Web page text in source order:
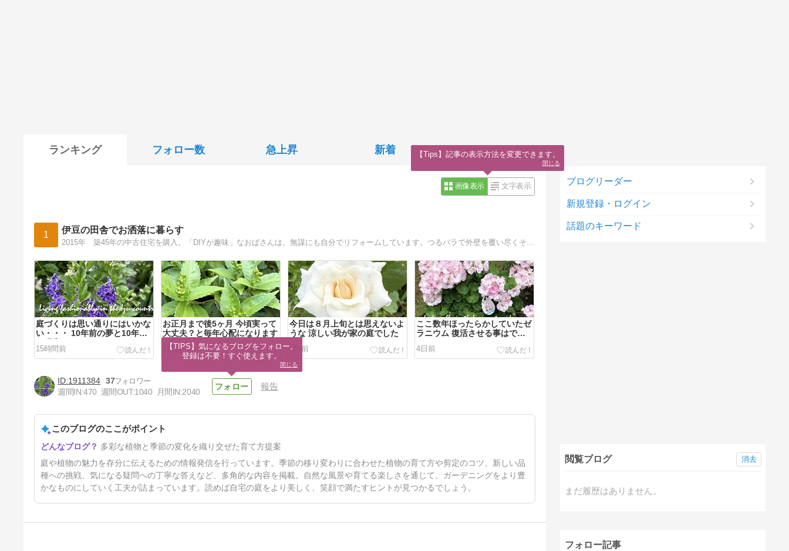
ランキング フォロー数 急上昇 新着
画像表示 文字表示
1 伊豆の田舎でお洒落に暮らす
庭づくりは思い通りにはいかな
い・・・ 10年前の夢と10年後
の現実
15時間前
お正月まで後5ヶ月 今頃実って
大丈夫？と毎年心配になります
2日前
今日は８月上旬とは思えないよ
うな 涼しい我が家の庭でした
3日前
ここ数年ほったらかしていたゼ
ラニウム 復活させる事はでき
るのか？
4日前
暑い日は庭仕事より妄想ガーデ
ニング クレマチスから始める
5日前
1911384 37
週間IN:470 週間OUT:1040 月間IN:2040
報告
このブログのここがポイント
多彩な植物と季節の変化を織り交ぜた育て方提案
庭や植物の魅力を存分に伝えるための情報発信を行っています。季節の移り変わりに合わせた植物の育て方や剪定のコツ、新しい品
種への挑戦、気になる疑問への丁寧な答えなど、多角的な内容を掲載。自然な風景や育てる楽しさを通じて、ガーデニングをより豊
かなものにしていく工夫が詰まっています。読めば自宅の庭をより美しく、笑顔で満たすヒントが見つかるでしょう。
ブログリーダー
新規登録・ログイン
話題のキーワード
閲覧ブログ
まだ履歴はありません。
消去
フォロー記事
【TIPS】気になるブログをフォロー。
登録は不要！すぐ使えます。
閉じる
【Tips】記事の表示方法を変更できます。
閉じる